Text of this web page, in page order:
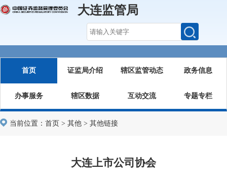
大连监管局
首页 证监局介绍 辖区监管动态 政务信息
办事服务 辖区数据 互动交流 专题专栏
当前位置： 首页 > 其他 > 其他链接
大连上市公司协会